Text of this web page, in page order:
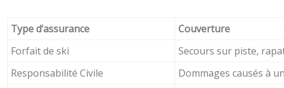
Type d’assurance Couverture
Forfait de ski
Secours sur piste,
Responsabilité Civile
Dommages causés à